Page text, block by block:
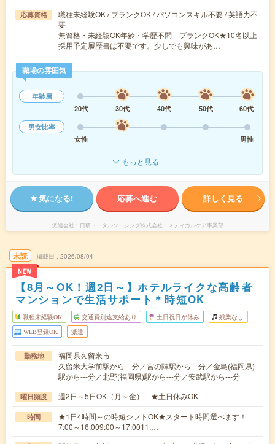
応募資格
職種未経験OK / ブランクOK / パソコンスキル不要 / 英語力不
要
無資格・未経験OK年齢・学歴不問 ブランクOK★10名以上
採用予定履歴書は不要です。少しでも興味があ…
職場の雰囲気
年齢層
20代
30代 40代 50代
60代
男女比率
女性
男性
もっと見る
気になる! 応募へ進む 詳しく見る
派遣会社 日研トータルソーシング株式会社 メディカルケア事業部
未読
NEW
掲載日 2026/08/04
【8月～OK！週2日～】ホテルライクな高齢者
マンションで生活サポート＊時短OK
職種未経験OK 交通費別途支給あり 土日祝日が休み 残業なし
WEB登録OK 派遣
勤務地
福岡県久留米市
久留米大学前駅から---分／宮の陣駅から---分／金島(福岡県)
駅から---分／北野(福岡県)駅から---分／安武駅から---分
曜日頻度 週2日～5日OK（月～金） ★土日休みOK
時間
★1日4時間～の時短シフトOK★スタート時間選べます！
7:00～16:009:00～17:0011:…